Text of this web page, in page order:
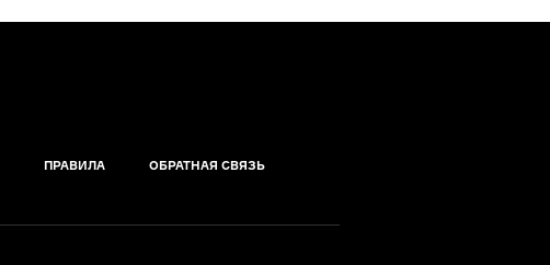
ПРАВИЛА ОБРАТНАЯ СВЯЗЬ